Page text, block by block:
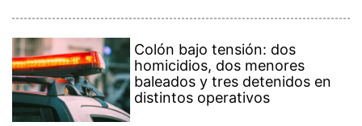
Colón bajo tensión: dos
homicidios, dos menores
baleados y tres detenidos en
distintos operativos